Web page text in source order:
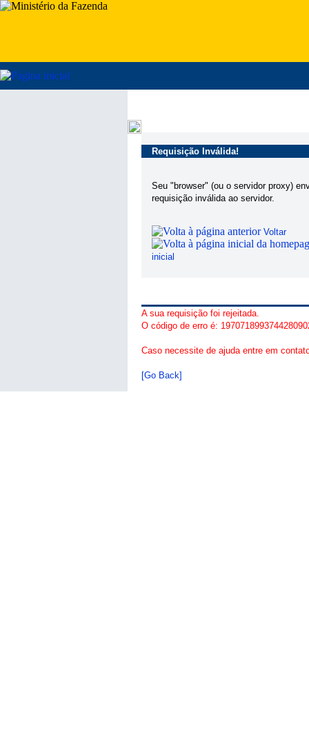
Requisição Inválida!
Seu "browser" (ou o servidor proxy)
requisição inválida ao servidor.
Voltar
inicial
A sua requisição foi rejeitada.
O código de erro é:
Caso necessite de ajuda entre em
[Go Back]